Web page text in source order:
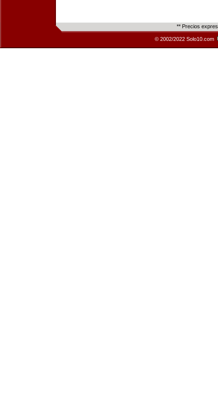
** Precios
© 2002/2022 Solo10.com